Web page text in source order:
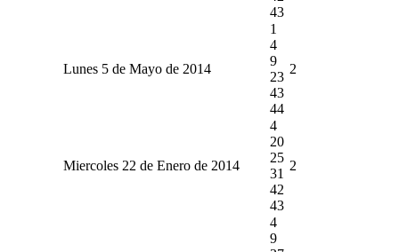
43
Lunes 5 de Mayo de 2014
1
4
9
23
43
44
2
Miercoles 22 de Enero de 2014
4
20
25
31
42
43
2
4
9